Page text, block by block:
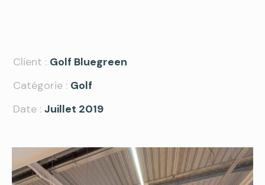
Client : Golf Bluegreen
Catégorie : Golf
Date : Juillet 2019